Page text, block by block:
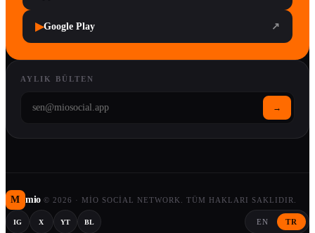
▶Google Play ↗
AYLIK BÜLTEN
→
M mio © 2026 · MIO SOCIAL NETWORK. TÜM HAKLARI SAKLIDIR.
IG X YT BL EN TR